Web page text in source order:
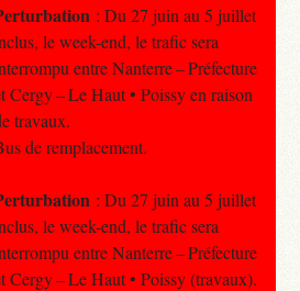
: Du 27 juin au 5 juillet
le week-end, le trafic sera
entre Nanterre – Préfecture
Cergy – Le Haut • Poissy en raison
travaux.
de remplacement.
: Du 27 juin au 5 juillet
le week-end, le trafic sera
entre Nanterre – Préfecture
Cergy – Le Haut • Poissy (travaux).